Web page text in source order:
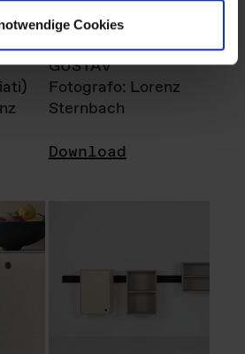
Cookies
GUSTAV
Fotografo: Lorenz
Sternbach
Download